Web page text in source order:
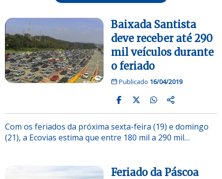
Baixada Santista
deve receber até 290
mil veículos durante
o feriado
Publicado 16/04/2019
Com os feriados da próxima sexta-feira (19) e domingo
(21), a Ecovias estima que entre 180 mil a 290 mil…
Feriado da Páscoa